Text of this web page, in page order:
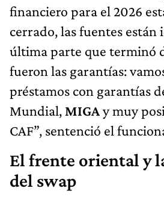
financiero para el 2026
cerrado, las fuentes están
última parte que terminó
fueron las garantías:
préstamos con garantías
Mundial, MIGAy muy
CAF”, sentenció el
El frente oriental y
del swap